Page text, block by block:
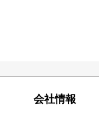
会社情報